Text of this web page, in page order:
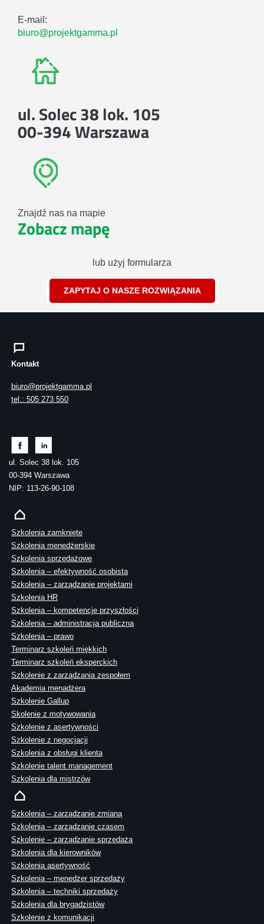
E-mail:
biuro@projektgamma.pl
ul. Solec 38 lok. 105
00-394 Warszawa
Znajdź nas na mapie
Zobacz mapę
lub użyj formularza
ZAPYTAJ O NASZE ROZWIĄZANIA
Kontakt
biuro@projektgamma.pl
tel.: 505 273 550
ul. Solec 38 lok. 105
00-394 Warszawa
NIP: 113-26-90-108
Szkolenia zamknięte
Szkolenia menedżerskie
Szkolenia sprzedażowe
Szkolenia – efektywność osobista
Szkolenia – zarządzanie projektami
Szkolenia HR
Szkolenia – kompetencje przyszłości
Szkolenia – administracja publiczna
Szkolenia – prawo
Terminarz szkoleń miękkich
Terminarz szkoleń eksperckich
Szkolenie z zarządzania zespołem
Akademia menadżera
Szkolenie Gallup
Skolenie z motywowania
Szkolenie z asertywności
Szkolenie z negocjacji
Szkolenia z obsługi klienta
Szkolenie talent management
Szkolenia dla mistrzów
Szkolenia – zarządzanie zmianą
Szkolenia – zarządzanie czasem
Szkolenie – zarządzanie sprzedażą
Szkolenia dla kierowników
Szkolenia asertywność
Szkolenia – menedżer sprzedaży
Szkolenia – techniki sprzedaży
Szkolenia dla brygadzistów
Szkolenie z komunikacji